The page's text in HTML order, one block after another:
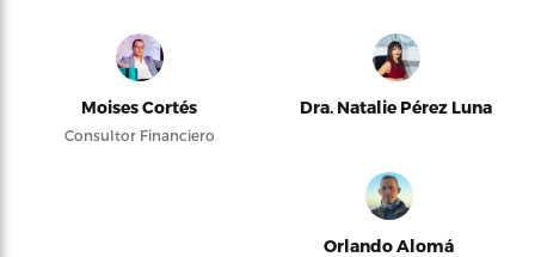
Moises Cortés
Consultor Financiero
Dra. Natalie Pérez Luna
Orlando Alomá